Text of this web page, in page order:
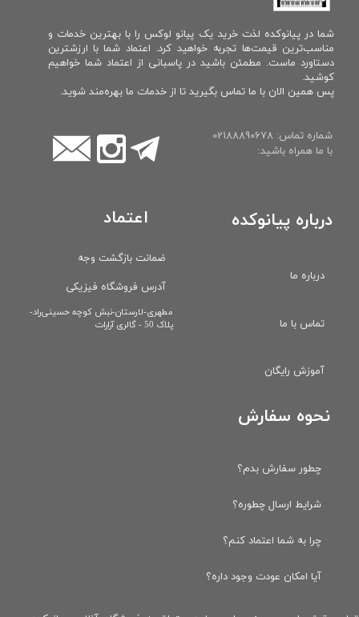
شما در پیانوکده لذت خرید یک پیانو لوکس را با بهترین خدمات و
مناسب‌ترین قیمت‌ها تجربه خواهید کرد. اعتماد شما با ارزشترین
دستاورد ماست. مطمئن باشید در پاسبانی از اعتماد شما خواهیم
کوشید.
پس همین الان با ما تماس بگیرید تا از خدمات ما بهره‌مند شوید.
شماره تماس: 02188890678
با ما همراه باشید:
نحوه سفارش
چطور سفارش بدم؟
شرایط ارسال چطوره؟
چرا به شما اعتماد کنم؟
آیا امکان عودت وجود داره؟
اعتماد
ضمانت بازگشت وجه
آدرس فروشگاه فیزیکی
​مطهری-لارستان-نبش کوچه حسینی‌راد-
پلاک 50 - گالری آرارات
درباره پیانوکده
درباره ما
تماس با ما
آموزش رایگان